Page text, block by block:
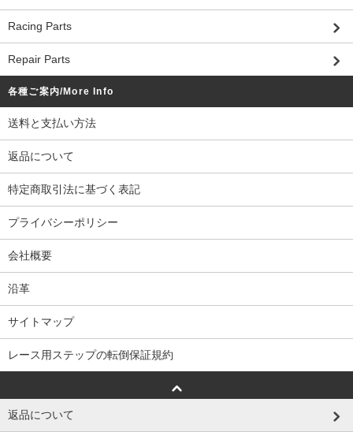
Racing Parts
Repair Parts
各種ご案内/More Info
送料と支払い方法
返品について
特定商取引法に基づく表記
プライバシーポリシー
会社概要
沿革
サイトマップ
レース用ステップの転倒保証規約
返品について